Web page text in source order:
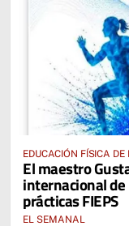
EDUCACIÓN FÍSICA
El maestro
internacional
prácticas FIEPS
EL SEMANAL